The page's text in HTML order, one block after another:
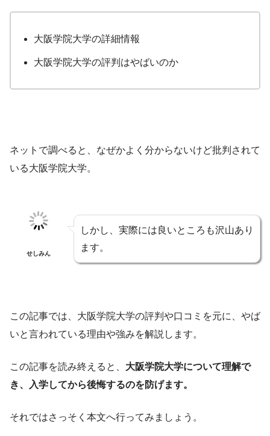
大阪学院大学の詳細情報
大阪学院大学の評判はやばいのか
ネットで調べると、なぜかよく分からないけど批判されて
いる大阪学院大学。
せしみん
しかし、実際には良いところも沢山あり
ます。
この記事では、大阪学院大学の評判や口コミを元に、やば
いと言われている理由や強みを解説します。
この記事を読み終えると、 大阪学院大学について理解で
き、入学してから後悔するのを防げます。
それではさっそく本文へ行ってみましょう。